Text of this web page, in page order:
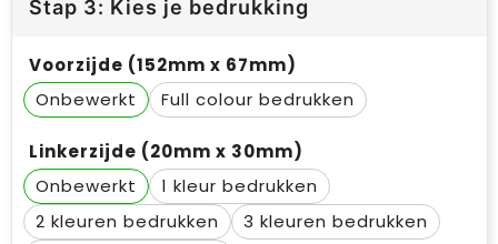
Stap 3: Kies je bedrukking
Voorzijde (152mm x 67mm)
Onbewerkt
Full colour
Linkerzijde (20mm x 30mm)
Onbewerkt
1
2
3